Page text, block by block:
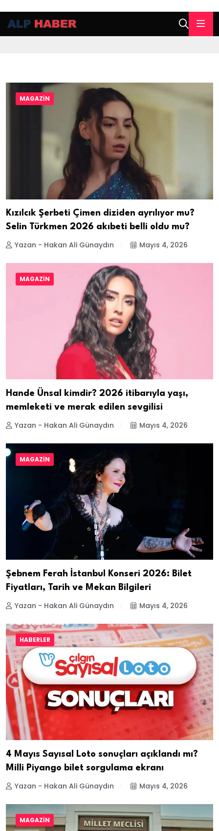
MAGAZIN
Kızılcık Şerbeti Çimen diziden ayrılıyor mu?
Selin Türkmen 2026 akıbeti belli oldu mu?
Yazan - Hakan Ali Günaydın Mayıs 4, 2026
MAGAZIN
Hande Ünsal kimdir? 2026 itibarıyla yaşı,
memleketi ve merak edilen sevgilisi
Yazan - Hakan Ali Günaydın Mayıs 4, 2026
MAGAZIN
Şebnem Ferah İstanbul Konseri 2026: Bilet
Fiyatları, Tarih ve Mekan Bilgileri
Yazan - Hakan Ali Günaydın Mayıs 4, 2026
HABERLER
4 Mayıs Sayısal Loto sonuçları açıklandı mı?
Milli Piyango bilet sorgulama ekranı
Yazan - Hakan Ali Günaydın Mayıs 4, 2026
MAGAZIN